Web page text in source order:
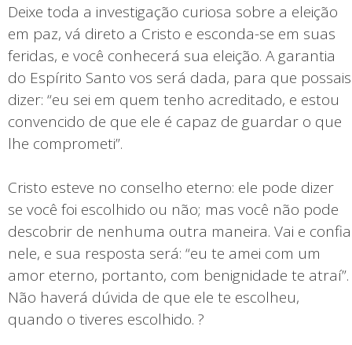
Deixe toda a investigação curiosa sobre a eleição
em paz, vá direto a Cristo e esconda-se em suas
feridas, e você conhecerá sua eleição. A garantia
do Espírito Santo vos será dada, para que possais
dizer: “eu sei em quem tenho acreditado, e estou
convencido de que ele é capaz de guardar o que
lhe comprometi”.
Cristo esteve no conselho eterno: ele pode dizer
se você foi escolhido ou não; mas você não pode
descobrir de nenhuma outra maneira. Vai e confia
nele, e sua resposta será: “eu te amei com um
amor eterno, portanto, com benignidade te atraí”.
Não haverá dúvida de que ele te escolheu,
quando o tiveres escolhido. ?